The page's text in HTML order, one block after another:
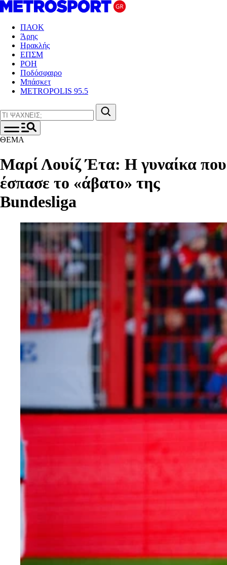
ΠΑΟΚ
Άρης
Ηρακλής
ΕΠΣΜ
ΡΟΗ
Ποδόσφαιρο
Μπάσκετ
METROPOLIS 95.5
ΘΕΜΑ
Μαρί Λουίζ Έτα: Η γυναίκα που
έσπασε το «άβατο» της
Bundesliga